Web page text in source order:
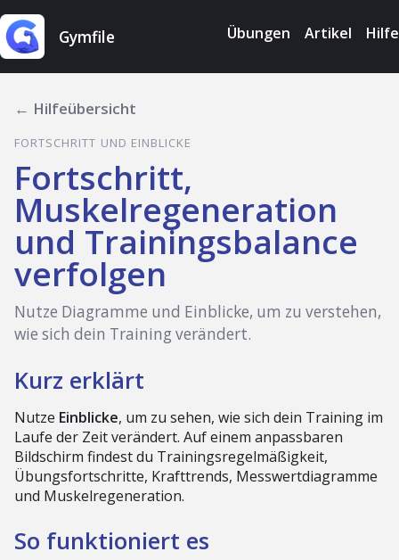
Gymfile Übungen Artikel Hilfe
← Hilfeübersicht
FORTSCHRITT UND EINBLICKE
Fortschritt,
Muskelregeneration
und Trainingsbalance
verfolgen
Nutze Diagramme und Einblicke, um zu verstehen,
wie sich dein Training verändert.
Kurz erklärt
Nutze Einblicke, um zu sehen, wie sich dein Training im
Laufe der Zeit verändert. Auf einem anpassbaren
Bildschirm findest du Trainingsregelmäßigkeit,
Übungsfortschritte, Krafttrends, Messwertdiagramme
und Muskelregeneration.
So funktioniert es